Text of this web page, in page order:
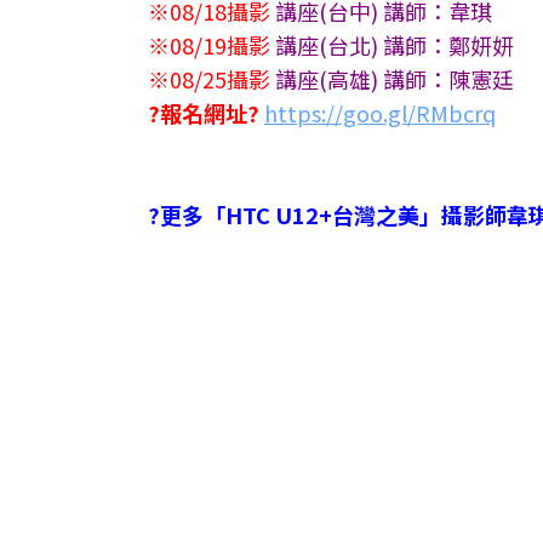
※08/18攝影 講座(台中) 講師：韋琪
※08/19攝影 講座(台北) 講師：鄭妍妍
※08/25攝影 講座(高雄) 講師：陳憲廷
?報名網址? https://goo.gl/RMbcrq
?更多「HTC U12+台灣之美」攝影師韋